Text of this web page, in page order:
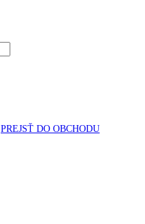
PREJSŤ DO OBCHODU